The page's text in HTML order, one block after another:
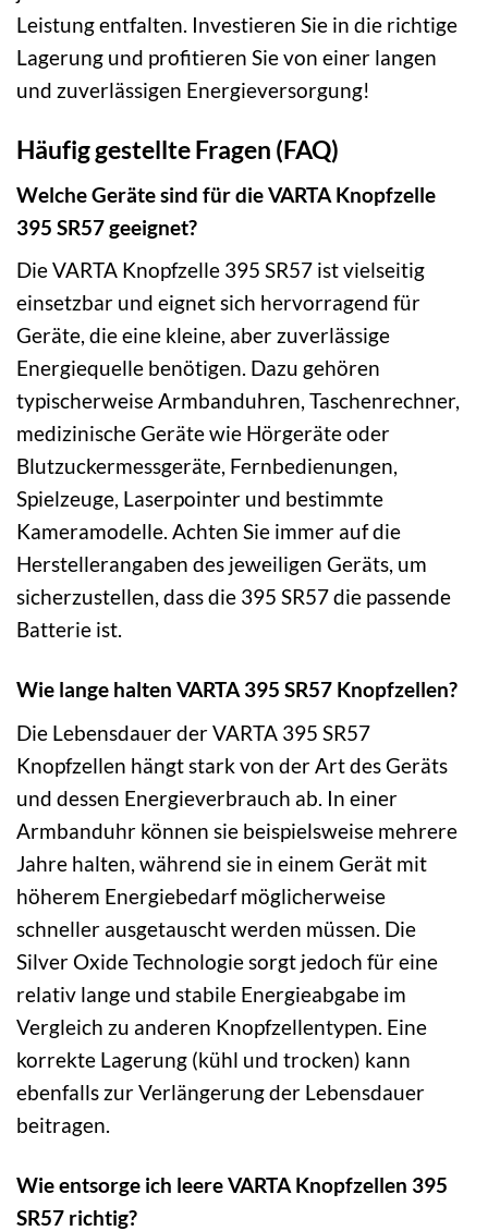
Leistung entfalten. Investieren Sie in die richtige
Lagerung und profitieren Sie von einer langen
und zuverlässigen Energieversorgung!
Häufig gestellte Fragen (FAQ)
Welche Geräte sind für die VARTA Knopfzelle
395 SR57 geeignet?
Die VARTA Knopfzelle 395 SR57 ist vielseitig
einsetzbar und eignet sich hervorragend für
Geräte, die eine kleine, aber zuverlässige
Energiequelle benötigen. Dazu gehören
typischerweise Armbanduhren, Taschenrechner,
medizinische Geräte wie Hörgeräte oder
Blutzuckermessgeräte, Fernbedienungen,
Spielzeuge, Laserpointer und bestimmte
Kameramodelle. Achten Sie immer auf die
Herstellerangaben des jeweiligen Geräts, um
sicherzustellen, dass die 395 SR57 die passende
Batterie ist.
Wie lange halten VARTA 395 SR57 Knopfzellen?
Die Lebensdauer der VARTA 395 SR57
Knopfzellen hängt stark von der Art des Geräts
und dessen Energieverbrauch ab. In einer
Armbanduhr können sie beispielsweise mehrere
Jahre halten, während sie in einem Gerät mit
höherem Energiebedarf möglicherweise
schneller ausgetauscht werden müssen. Die
Silver Oxide Technologie sorgt jedoch für eine
relativ lange und stabile Energieabgabe im
Vergleich zu anderen Knopfzellentypen. Eine
korrekte Lagerung (kühl und trocken) kann
ebenfalls zur Verlängerung der Lebensdauer
beitragen.
Wie entsorge ich leere VARTA Knopfzellen 395
SR57 richtig?